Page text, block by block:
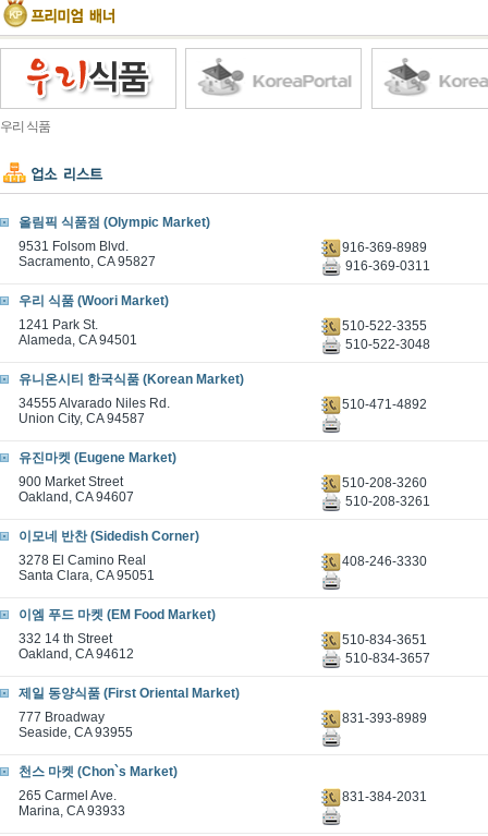
우리 식품
올림픽 식품점 (Olympic Market)
9531 Folsom Blvd.
Sacramento, CA 95827
916-369-8989
916-369-0311
우리 식품 (Woori Market)
1241 Park St.
Alameda, CA 94501
510-522-3355
510-522-3048
유니온시티 한국식품 (Korean Market)
34555 Alvarado Niles Rd.
Union City, CA 94587
510-471-4892
유진마켓 (Eugene Market)
900 Market Street
Oakland, CA 94607
510-208-3260
510-208-3261
이모네 반찬 (Sidedish Corner)
3278 El Camino Real
Santa Clara, CA 95051
408-246-3330
이엠 푸드 마켓 (EM Food Market)
332 14 th Street
Oakland, CA 94612
510-834-3651
510-834-3657
제일 동양식품 (First Oriental Market)
777 Broadway
Seaside, CA 93955
831-393-8989
천스 마켓 (Chon`s Market)
265 Carmel Ave.
Marina, CA 93933
831-384-2031